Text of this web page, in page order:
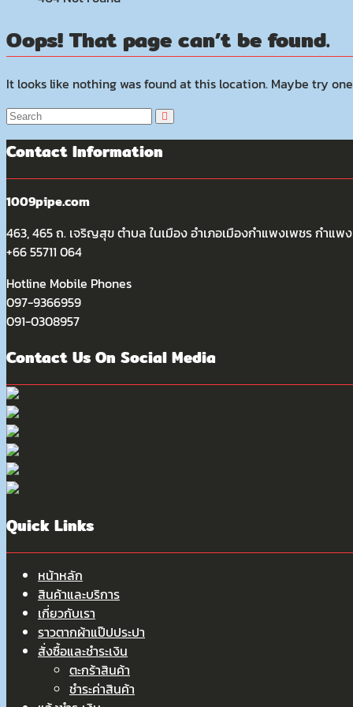
Oops! That page can’t be found.
It looks like nothing was found at this location. Maybe try
Contact Information
1009pipe.com
463, 465 ถ. เจริญสุข ตำบล ในเมือง อำเภอเมืองกำแพงเพชร กำแพ
+66 55711 064
Hotline Mobile Phones
097-9366959
091-0308957
Contact Us On Social Media
Quick Links
หน้าหลัก
สินค้าและบริการ
เกี่ยวกับเรา
ราวตากผ้าแป๊ปประปา
สั่งซื้อและชำระเงิน
ตะกร้าสินค้า
ชำระค่าสินค้า